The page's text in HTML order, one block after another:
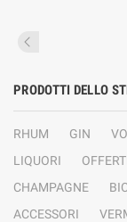
PRODOTTI DELLO
RHUM GIN
LIQUORI
CHAMPAGNE
ACCESSORI